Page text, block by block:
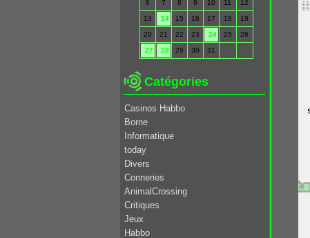
6 7 8 9 10 11 12
13 14 15 16 17 18 19
20 21 22 23 24 25 26
27 28 29 30 31
Catégories
Casinos Habbo
Borne
Informatique
today
Divers
Conneries
AnimalCrossing
Critiques
Jeux
Habbo